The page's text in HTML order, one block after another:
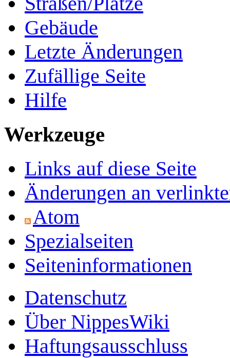
Gebäude
Letzte Änderungen
Zufällige Seite
Hilfe
Werkzeuge
Links auf diese Seite
Änderungen an
Atom
Spezialseiten
Seiten­­informationen
Datenschutz
Über NippesWiki
Haftungsausschluss